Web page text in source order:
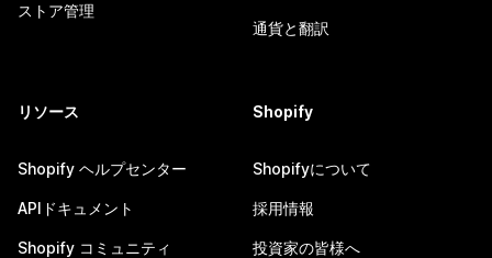
ストア管理
通貨と翻訳
リソース
Shopify ヘルプセンター
APIドキュメント
Shopify コミュニティ
Shopify
Shopifyについて
採用情報
投資家の皆様へ